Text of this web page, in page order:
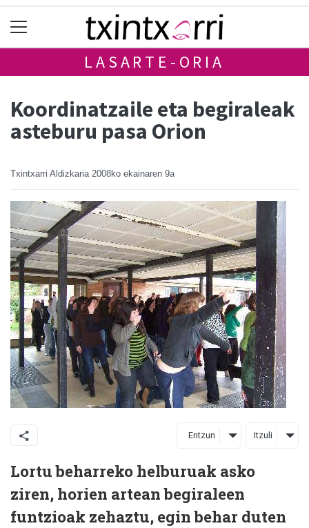
LASARTE-ORIA
Koordinatzaile eta begiraleak
asteburu pasa Orion
Txintxarri Aldizkaria 2008ko ekainaren 9a
Entzun Itzuli
Lortu beharreko helburuak asko
ziren, horien artean begiraleen
funtzioak zehaztu, egin behar duten